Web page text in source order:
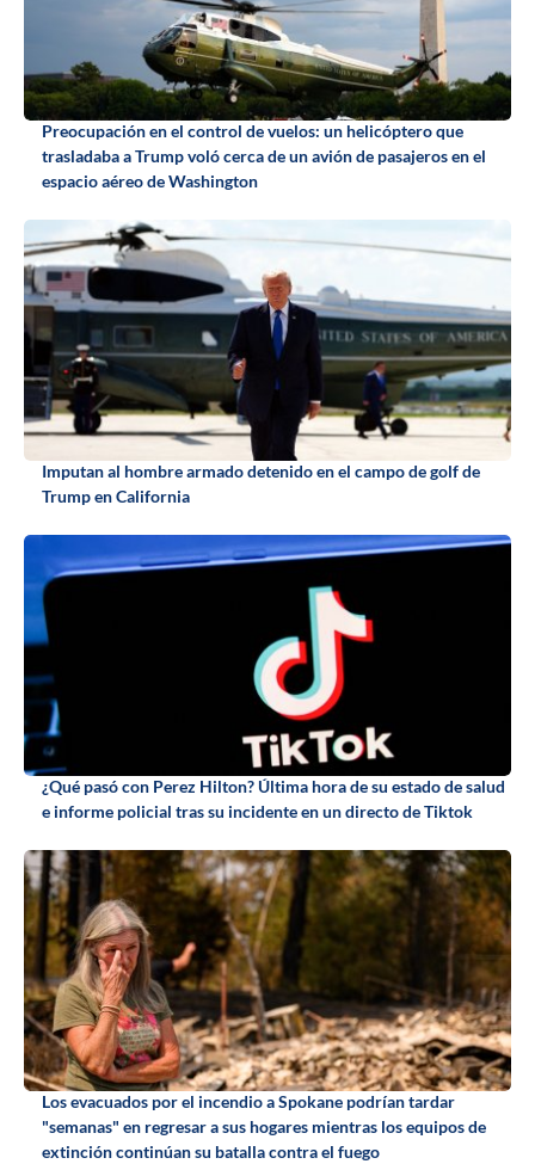
Preocupación en el control de vuelos: un helicóptero que
trasladaba a Trump voló cerca de un avión de pasajeros en el
espacio aéreo de Washington
Imputan al hombre armado detenido en el campo de golf de
Trump en California
¿Qué pasó con Perez Hilton? Última hora de su estado de salud
e informe policial tras su incidente en un directo de Tiktok
Los evacuados por el incendio a Spokane podrían tardar
"semanas" en regresar a sus hogares mientras los equipos de
extinción continúan su batalla contra el fuego